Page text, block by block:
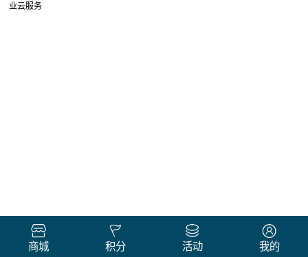
业云服务
商城 积分 活动 我的